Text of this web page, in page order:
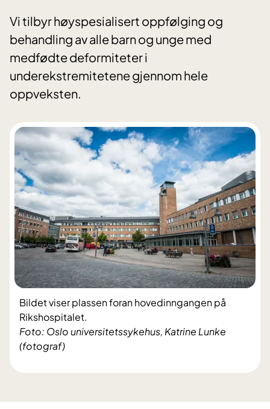
Vi tilbyr høyspesialisert oppfølging og
behandling av alle barn og unge med
medfødte deformiteter i
underekstremitetene gjennom hele
oppveksten.
Foto: Oslo universitetssykehus, Katrine Lunke
(fotograf)
Bildet viser plassen foran hovedinngangen på
Rikshospitalet.